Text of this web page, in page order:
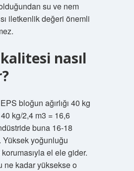
su ve nem
iletkenlik değeri önemli
nasıl
bloğun ağırlığı 40 kg
kg/2,4 m3 = 16,6
buna 16-18
yoğunluğu
korumasıyla el ele gider.
ne kadar yüksekse o